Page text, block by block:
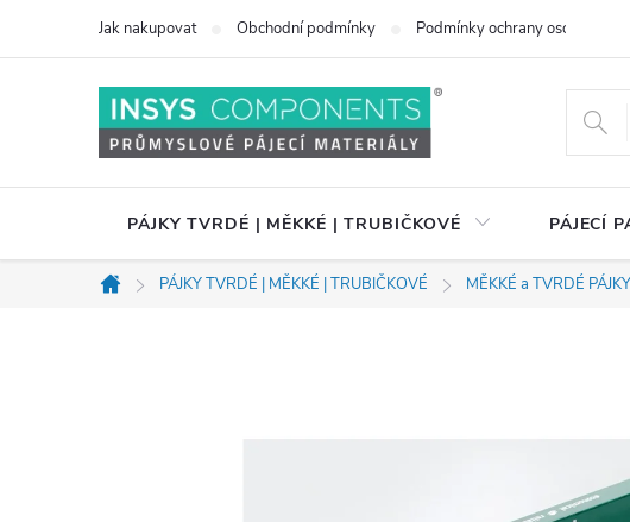
Jak nakupovat Obchodní podmínky Podmínky ochrany osobních
PÁJKY TVRDÉ | MĚKKÉ | TRUBIČKOVÉ PÁJECÍ
Domů
PÁJKY TVRDÉ | MĚKKÉ | TRUBIČKOVÉ MĚKKÉ a TVRDÉ PÁJKY